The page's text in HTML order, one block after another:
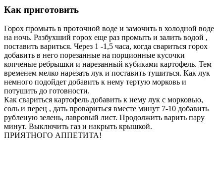
Как приготовить
Горох промыть в проточной воде и замочить в холодной воде
на ночь. Разбухший горох еще раз промыть и залить водой ,
поставить вариться. Через 1 -1,5 часа, когда свариться горох
добавить в него порезанные на порционные кусочки
копченые ребрышки и нарезанный кубиками картофель. Тем
временем мелко нарезать лук и поставить тушиться. Как лук
немного подойдет добавить к нему тертую морковь и
потушить до готовности.
Как свариться картофель добавить к нему лук с морковью,
соль и перец , дать провариться вместе минут 7-10 добавить
рубленую зелень, лавровый лист. Продолжить варить пару
минут. Выключить газ и накрыть крышкой.
ПРИЯТНОГО АППЕТИТА!